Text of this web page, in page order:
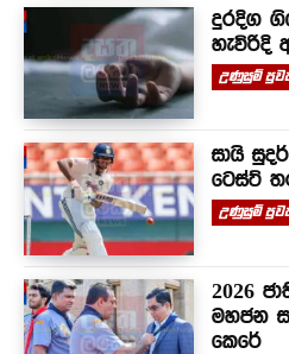
දුරදිග
හැවිරිදි
උණුසුම්
සායි
ටෙස්ට්
උණුසුම්
2026
මහජන
කෙරේ